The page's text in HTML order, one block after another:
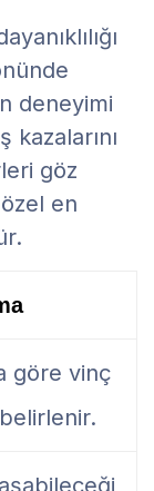
deneyimi
göz
en
göre vinç